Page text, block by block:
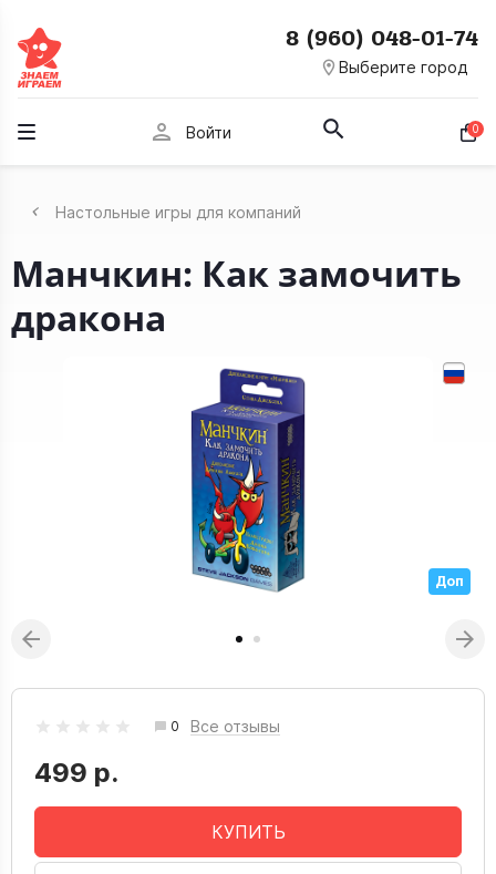
room Выберите город
8 (960) 048-01-74
person Войти 0
Настольные игры для компаний
Манчкин: Как замочить
дракона
Доп
0 Все отзывы
499 р.
КУПИТЬ